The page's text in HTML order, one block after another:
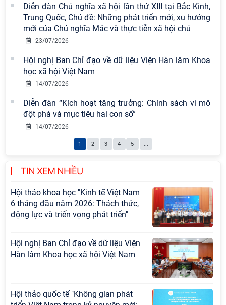
Diễn đàn Chủ nghĩa xã hội lần thứ XIII tại Bắc Kinh,
Trung Quốc, Chủ đề: Những phát triển mới, xu hướng
mới của Chủ nghĩa Mác và thực tiễn xã hội chủ
23/07/2026
Hội nghị Ban Chỉ đạo về dữ liệu Viện Hàn lâm Khoa
học xã hội Việt Nam
14/07/2026
Diễn đàn “Kích hoạt tăng trưởng: Chính sách vi mô
đột phá và mục tiêu hai con số”
14/07/2026
1 2 3 4 5 ...
TIN XEM NHIỀU
gian phát triển Việt Nam trong kỷ
nguyên mới: Định hướng chiến lược
và lựa chọn chính sách” sẽ diễn ra
vào thứ ba, ngày 28/7/2026
Tọa đàm Giao lưu chuyên đề về
những kinh nghiệm quan trọng của
Đảng Cộng sản Trung Quốc và Đảng
sự nghiệp xây dựng chủ nghĩa xã hội
Hội nghị Lãnh đạo Viện Hàn lâm
Khoa học xã hội Việt Nam làm việc
với Ban Chủ nhiệm các Chương trình
cấp Bộ
Hội thảo khoa học "Kinh tế Việt Nam
6 tháng đầu năm 2026: Thách thức,
động lực và triển vọng phát triển"
Hội nghị Ban Chỉ đạo về dữ liệu Viện
Hàn lâm Khoa học xã hội Việt Nam
Hội thảo quốc tế "Không gian phát